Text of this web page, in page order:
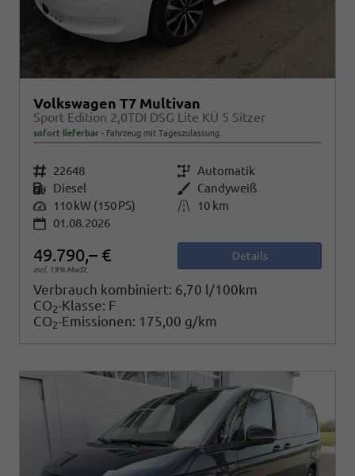
Volkswagen T7 Multivan
Sport Edition 2,0TDI DSG Lite KÜ 5 Sitzer
sofort lieferbar Fahrzeug mit Tageszulassung
Fahrzeugnr. 22648 Getriebe Automatik
Kraftstoff Diesel Außenfarbe Candyweiß
Leistung 110 kW (150 PS) Kilometerstand
10 km
01.08.2026
49.790,– €
incl. 19% MwSt.
Details
Verbrauch kombiniert: 6,70 l/100km
CO2-Klasse: F
CO2-Emissionen: 175,00 g/km